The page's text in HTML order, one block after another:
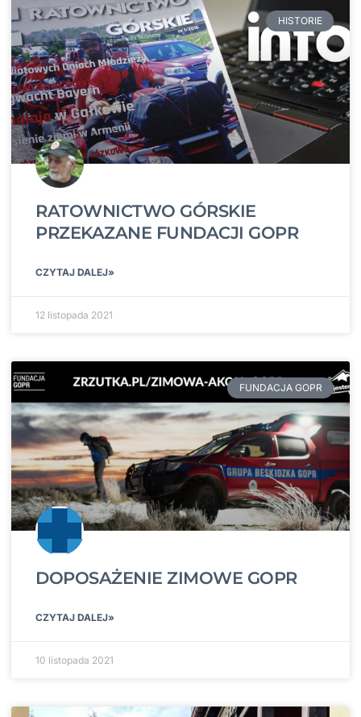
HISTORIE
RATOWNICTWO GÓRSKIE
PRZEKAZANE FUNDACJI GOPR
CZYTAJ DALEJ»
12 listopada 2021
FUNDACJA GOPR
DOPOSAŻENIE ZIMOWE GOPR
CZYTAJ DALEJ»
10 listopada 2021